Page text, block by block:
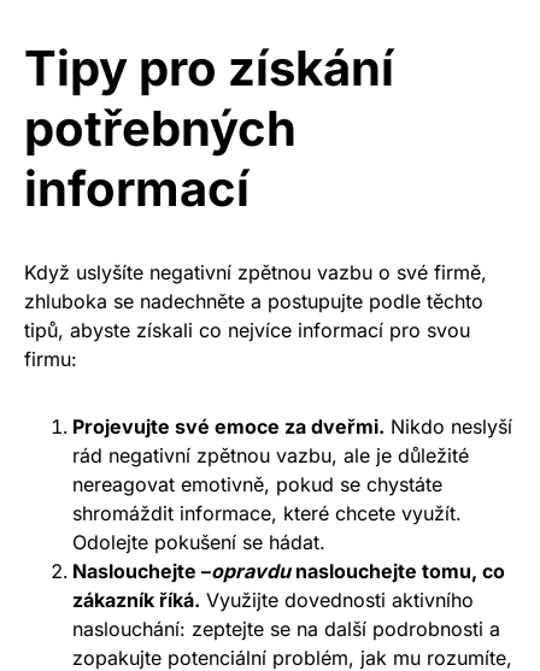
Tipy pro získání
potřebných
informací
Když uslyšíte negativní zpětnou vazbu o své firmě,
zhluboka se nadechněte a postupujte podle těchto
tipů, abyste získali co nejvíce informací pro svou
firmu:
Projevujte své emoce za dveřmi. Nikdo neslyší
rád negativní zpětnou vazbu, ale je důležité
nereagovat emotivně, pokud se chystáte
shromáždit informace, které chcete využít.
Odolejte pokušení se hádat.
Naslouchejte –opravdunaslouchejte tomu, co
zákazník říká. Využijte dovednosti aktivního
naslouchání: zeptejte se na další podrobnosti a
zopakujte potenciální problém, jak mu rozumíte,